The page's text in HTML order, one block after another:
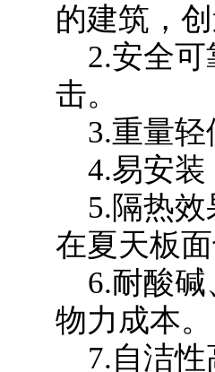
的建筑，
2.安全
击。
3.重量轻
4.易安
5.隔热
在夏天板
6.耐酸
物力成本。
7.自洁